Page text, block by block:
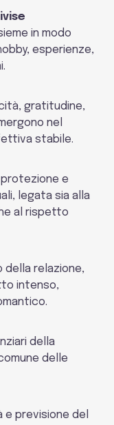
in modo
esperienze,
gratitudine,
nel
stabile.
e
legata sia alla
al rispetto
della relazione,
intenso,
della
delle
e previsione del